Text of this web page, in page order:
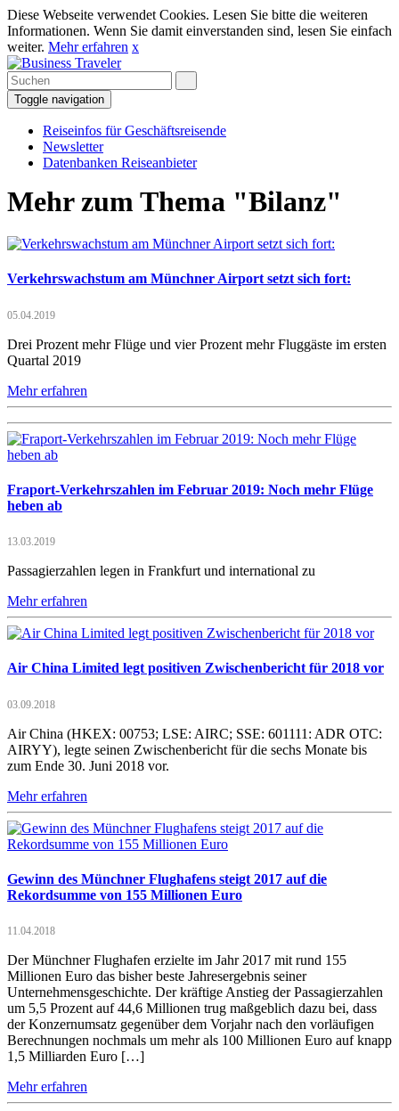
Diese Webseite verwendet Cookies. Lesen Sie bitte die weiteren
Informationen. Wenn Sie damit einverstanden sind, lesen Sie einfach
weiter. Mehr erfahren x
Toggle navigation
Reiseinfos für Geschäftsreisende
Newsletter
Datenbanken Reiseanbieter
Mehr zum Thema "Bilanz"
Verkehrswachstum am Münchner Airport setzt sich fort:
05.04.2019
Drei Prozent mehr Flüge und vier Prozent mehr Fluggäste im ersten
Quartal 2019
Mehr erfahren
Fraport-Verkehrszahlen im Februar 2019: Noch mehr Flüge
heben ab
13.03.2019
Passagierzahlen legen in Frankfurt und international zu
Mehr erfahren
Air China Limited legt positiven Zwischenbericht für 2018 vor
03.09.2018
Air China (HKEX: 00753; LSE: AIRC; SSE: 601111: ADR OTC:
AIRYY), legte seinen Zwischenbericht für die sechs Monate bis
zum Ende 30. Juni 2018 vor.
Mehr erfahren
Gewinn des Münchner Flughafens steigt 2017 auf die
Rekordsumme von 155 Millionen Euro
11.04.2018
Der Münchner Flughafen erzielte im Jahr 2017 mit rund 155
Millionen Euro das bisher beste Jahresergebnis seiner
Unternehmensgeschichte. Der kräftige Anstieg der Passagierzahlen
um 5,5 Prozent auf 44,6 Millionen trug maßgeblich dazu bei, dass
der Konzernumsatz gegenüber dem Vorjahr nach den vorläufigen
Berechnungen nochmals um mehr als 100 Millionen Euro auf knapp
1,5 Milliarden Euro […]
Mehr erfahren